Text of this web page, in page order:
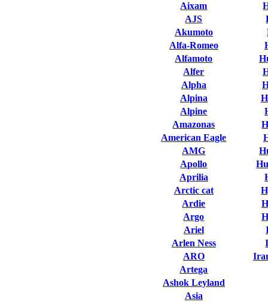
Aixam
AJS
Akumoto
Alfa-Romeo
Alfamoto
Alfer
Alpha
Alpina
Alpine
Amazonas
American Eagle
AMG
Apollo
Aprilia
Arctic cat
Ardie
Argo
Ariel
Arlen Ness
ARO
Artega
Ashok Leyland
Asia